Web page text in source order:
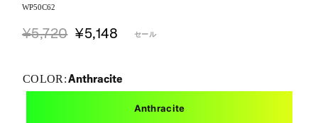
WP50C62
¥5,720 ¥5,148 セール
COLOR:Anthracite
Anthracite